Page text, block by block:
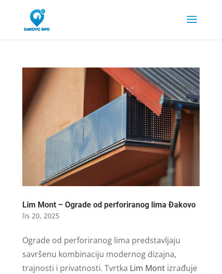
Lim Mont – Ograde od perforiranog lima Đakovo
lis 20, 2025
Ograde od perforiranog lima predstavljaju
savršenu kombinaciju modernog dizajna,
trajnosti i privatnosti. Tvrtka Lim Mont izrađuje